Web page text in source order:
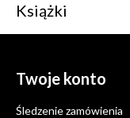
Książki
Twoje konto
Śledzenie zamówienia